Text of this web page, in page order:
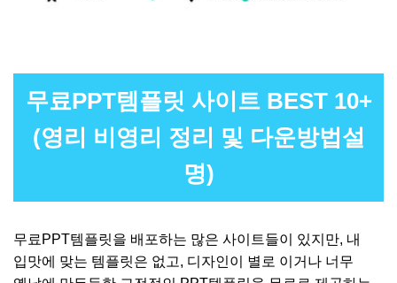
무료PPT템플릿 사이트 BEST 10+
(영리 비영리 정리 및 다운방법설
명)
무료PPT템플릿을 배포하는 많은 사이트들이 있지만, 내
입맛에 맞는 템플릿은 없고, 디자인이 별로 이거나 너무